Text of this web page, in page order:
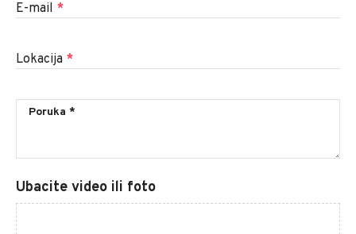
E-mail *
Lokacija *
Ubacite video ili foto